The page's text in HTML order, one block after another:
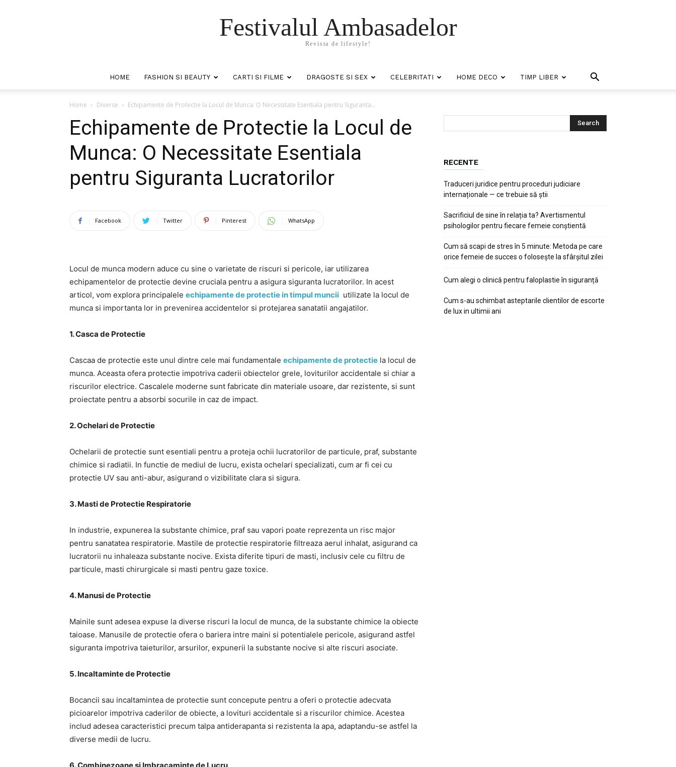
Festivalul Ambasadelor
Revista de lifestyle!
HOME FASHION SI BEAUTY CARTI SI FILME DRAGOSTE SI SEX CELEBRITATI HOME DECO TIMP LIBER
Home Diverse Echipamente de Protectie la Locul de Munca: O Necessitate Esentiala pentru Siguranta...
Echipamente de Protectie la Locul de
Munca: O Necessitate Esentiala
pentru Siguranta Lucratorilor
Facebook Twitter Pinterest WhatsApp
Locul de munca modern aduce cu sine o varietate de riscuri si pericole, iar utilizarea
echipamentelor de protectie devine cruciala pentru a asigura siguranta lucratorilor. In acest
articol, vom explora principalele echipamente de protectie in timpul muncii utilizate la locul de
munca si importanta lor in prevenirea accidentelor si protejarea sanatatii angajatilor.
1. Casca de Protectie
Cascaa de protectie este unul dintre cele mai fundamentale echipamente de protectie la locul de
munca. Aceasta ofera protectie impotriva caderii obiectelor grele, loviturilor accidentale si chiar a
riscurilor electrice. Cascalele moderne sunt fabricate din materiale usoare, dar rezistente, si sunt
proiectate pentru a absorbi socurile in caz de impact.
2. Ochelari de Protectie
Ochelarii de protectie sunt esentiali pentru a proteja ochii lucratorilor de particule, praf, substante
chimice si radiatii. In functie de mediul de lucru, exista ochelari specializati, cum ar fi cei cu
protectie UV sau anti-abur, asigurand o vizibilitate clara si sigura.
3. Masti de Protectie Respiratorie
In industrie, expunerea la substante chimice, praf sau vapori poate reprezenta un risc major
pentru sanatatea respiratorie. Mastile de protectie respiratorie filtreaza aerul inhalat, asigurand ca
lucratorii nu inhaleaza substante nocive. Exista diferite tipuri de masti, inclusiv cele cu filtru de
particule, masti chirurgicale si masti pentru gaze toxice.
4. Manusi de Protectie
Mainile sunt adesea expuse la diverse riscuri la locul de munca, de la substante chimice la obiecte
taioase. Manusile de protectie ofera o bariera intre maini si potentialele pericole, asigurand astfel
siguranta impotriva taieturilor, arsurilor, expunerii la substante nocive si alte riscuri asociate.
5. Incaltaminte de Protectie
Bocancii sau incaltamintea de protectie sunt concepute pentru a oferi o protectie adecvata
picioarelor impotriva caderilor de obiecte, a lovituri accidentale si a riscurilor chimice. Acestea
includ adesea caracteristici precum talpa antiderapanta si rezistenta la apa, adaptandu-se astfel la
diverse medii de lucru.
RECENTE
Traduceri juridice pentru proceduri judiciare
internaționale — ce trebuie să știi
Sacrificiul de sine în relația ta? Avertismentul
psihologilor pentru fiecare femeie conștientă
Cum să scapi de stres în 5 minute: Metoda pe care
orice femeie de succes o folosește la sfârșitul zilei
Cum alegi o clinică pentru faloplastie în siguranță
Cum s-au schimbat asteptarile clientilor de escorte
de lux in ultimii ani